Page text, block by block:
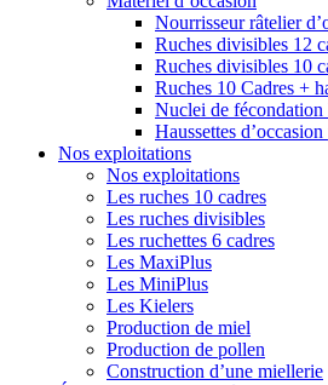
Nourrisseur râtelier
Ruches divisibles 12
Ruches divisibles 10
Ruches 10 Cadres +
Nuclei de fécondation
Haussettes
Nos exploitations
Nos exploitations
Les ruches 10 cadres
Les ruches divisibles
Les ruchettes 6 cadres
Les MaxiPlus
Les MiniPlus
Les Kielers
Production de miel
Production de pollen
Construction d’une miellerie